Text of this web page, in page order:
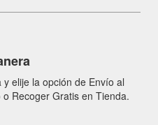
elije la opción de Envío al
Recoger Gratis en Tienda.